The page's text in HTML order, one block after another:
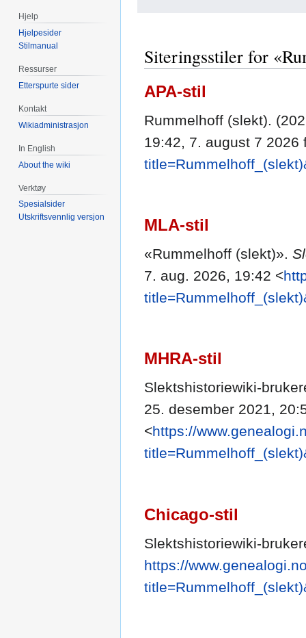
Siteringsstiler for
APA-stil
Rummelhoff (slekt).
19:42, 7. august 7 2026
MLA-stil
«Rummelhoff (slekt)».
7. aug. 2026, 19:42 <
MHRA-stil
Slektshistoriewiki-
25. desember 2021,
<https://
Chicago-stil
Slektshistoriewiki-
https://
Hjelp
Hjelpesider
Stilmanual
Ressurser
Etterspurte sider
Kontakt
Wikiadministrasjon
In English
About the wiki
Verktøy
Spesialsider
Utskriftsvennlig versjon